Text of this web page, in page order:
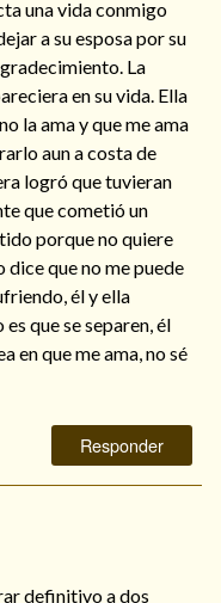
una vida conmigo
a su esposa por su
La
en su vida. Ella
la ama y que me ama
aun a costa de
logró que tuvieran
que cometió un
porque no quiere
dice que no me puede
él y ella
que se separen, él
en que me ama, no sé
Responder
definitivo a dos